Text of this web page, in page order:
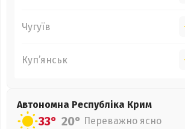
Чугуїв
Куп’янськ
Автономна Республіка Крим
33° 20° Переважно ясно